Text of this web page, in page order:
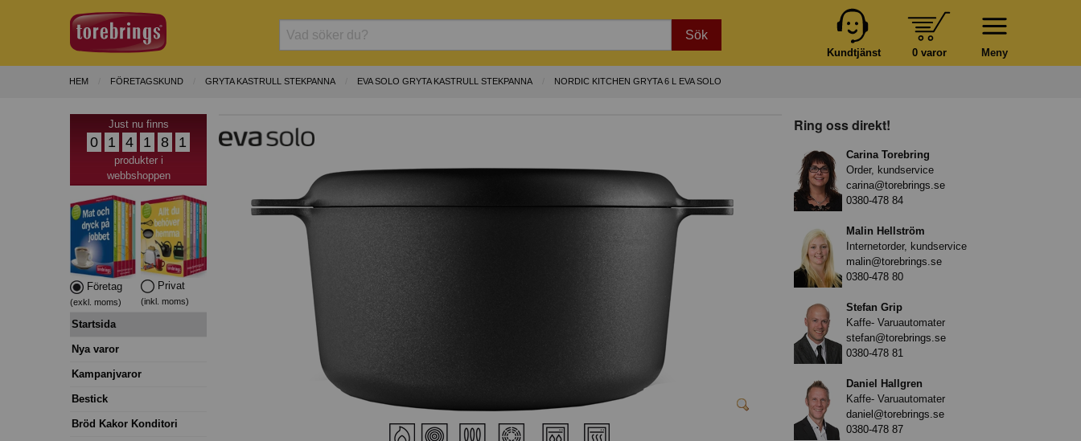
Sök
Meny
0 varor
Kundtjänst
HEM FÖRETAGSKUND GRYTA KASTRULL STEKPANNA EVA SOLO GRYTA KASTRULL STEKPANNA NORDIC KITCHEN GRYTA 6 L EVA SOLO
Just nu finns
0 1 4 1 8 1
produkter i
webbshoppen
Företag
(exkl. moms)
Privat
(inkl. moms)
Startsida
Nya varor
Kampanjvaror
Bestick
Bröd Kakor Konditori
Ring oss direkt!
Carina Torebring
Order, kundservice
carina@torebrings.se
0380-478 84
Malin Hellström
Internetorder, kundservice
malin@torebrings.se
0380-478 80
Stefan Grip
Kaffe- Varuautomater
stefan@torebrings.se
0380-478 81
Daniel Hallgren
Kaffe- Varuautomater
daniel@torebrings.se
0380-478 87